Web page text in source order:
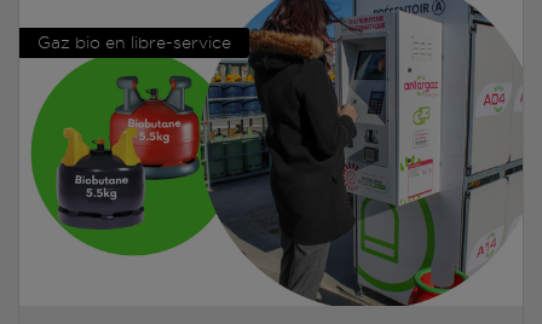
Gaz bio en libre-service